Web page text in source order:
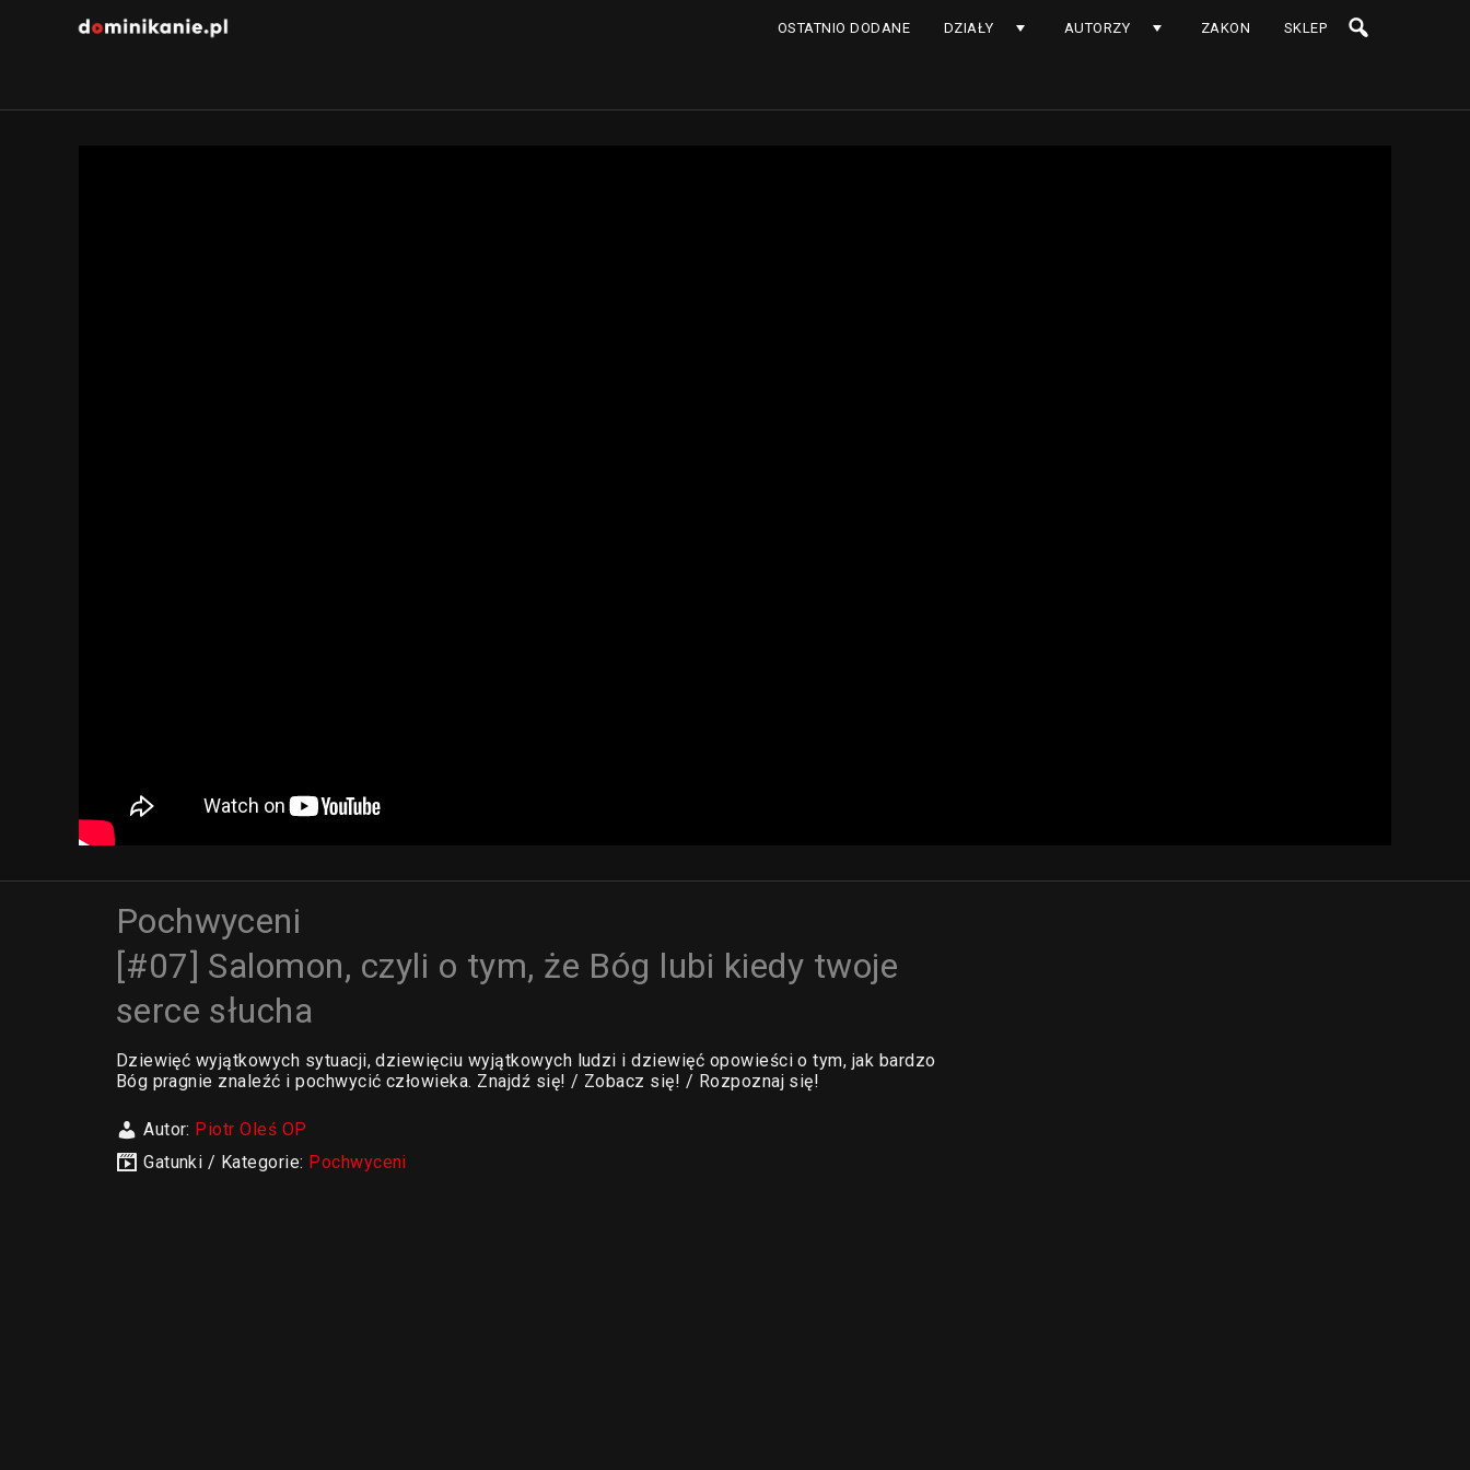
OSTATNIO DODANE DZIAŁY AUTORZY ZAKON SKLEP
Pochwyceni
[#07] Salomon, czyli o tym, że Bóg lubi kiedy twoje
serce słucha
Dziewięć wyjątkowych sytuacji, dziewięciu wyjątkowych ludzi i dziewięć opowieści o tym, jak bardzo
Bóg pragnie znaleźć i pochwycić człowieka. Znajdź się! / Zobacz się! / Rozpoznaj się!
Autor: Piotr Oleś OP
Gatunki / Kategorie: Pochwyceni